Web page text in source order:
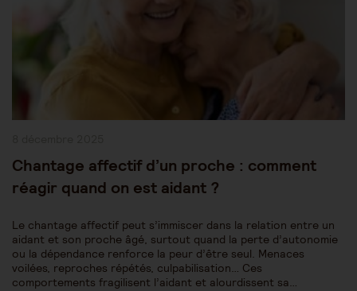
Chantage affectif d’un proche : comment
réagir quand on est aidant ?
Le chantage affectif peut s’immiscer dans la relation entre un
aidant et son proche âgé, surtout quand la perte d’autonomie
ou la dépendance renforce la peur d’être seul. Menaces
voilées, reproches répétés, culpabilisation… Ces
comportements fragilisent l’aidant et alourdissent sa…